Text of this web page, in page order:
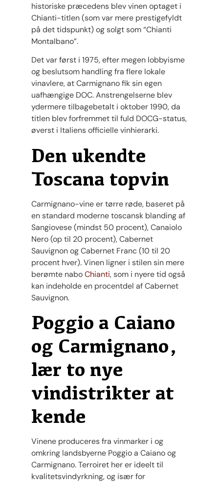
historiske præcedens blev vinen optaget i
Chianti-titlen (som var mere prestigefyldt
på det tidspunkt) og solgt som “Chianti
Montalbano”.
Det var først i 1975, efter megen lobbyisme
og beslutsom handling fra flere lokale
vinavlere, at Carmignano fik sin egen
uafhængige DOC. Anstrengelserne blev
ydermere tilbagebetalt i oktober 1990, da
titlen blev forfremmet til fuld DOCG-status,
øverst i Italiens officielle vinhierarki.
Den ukendte
Toscana topvin
Carmignano-vine er tørre røde, baseret på
en standard moderne toscansk blanding af
Sangiovese (mindst 50 procent), Canaiolo
Nero (op til 20 procent), Cabernet
Sauvignon og Cabernet Franc (10 til 20
procent hver). Vinen ligner i stilen sin mere
berømte naboChianti, som i nyere tid også
kan indeholde en procentdel af Cabernet
Sauvignon.
Poggio a Caiano
og Carmignano,
lær to nye
vindistrikter at
kende
Vinene produceres fra vinmarker i og
omkring landsbyerne Poggio a Caiano og
Carmignano. Terroiret her er ideelt til
kvalitetsvindyrkning, og især for